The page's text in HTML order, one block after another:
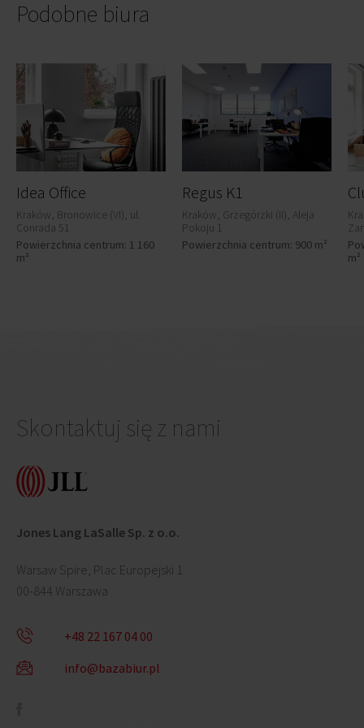
Podobne biura
Idea Office
Kraków, Bronowice (VI), ul.
Conrada 51
Powierzchnia centrum: 1 160
m²
Regus K1
Kraków, Grzegórzki (II), Aleja
Pokoju 1
Powierzchnia centrum: 900 m²
m²
Skontaktuj się z nami
Jones Lang LaSalle Sp. z o.o.
Warsaw Spire, Plac Europejski 1
00-844 Warszawa
+48 22 167 04 00
info@bazabiur.pl